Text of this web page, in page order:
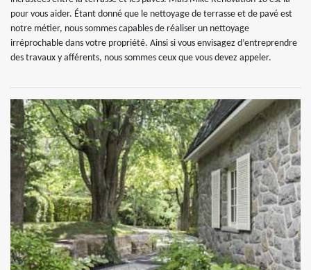
pour vous aider. Étant donné que le nettoyage de terrasse et de pavé est
notre métier, nous sommes capables de réaliser un nettoyage
irréprochable dans votre propriété. Ainsi si vous envisagez d’entreprendre
des travaux y afférents, nous sommes ceux que vous devez appeler.